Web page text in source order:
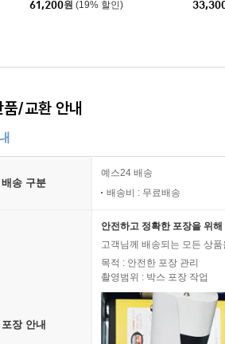
[SACD Hybrid]
61,200원 (19% 할인)
/교환 안내
배송 구분
예스24 배송
배송비 : 무료배송
포장 안내
안전하고 정확한 포장을 위
고객님께 배송되는 모든 상
목적 : 안전한 포장 관리
촬영범위 : 박스 포장 작업